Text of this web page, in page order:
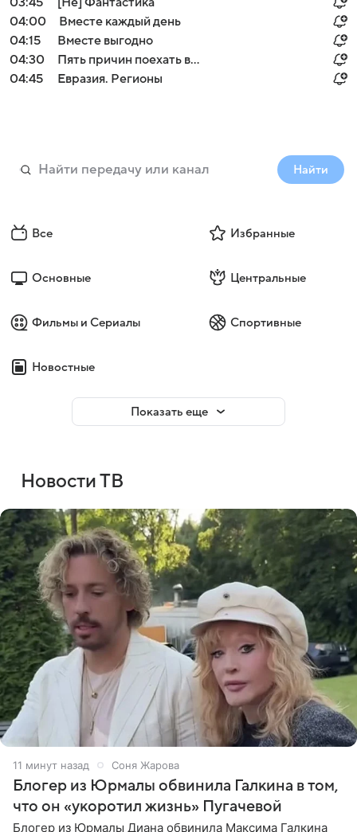
04:00
Вместе каждый день
04:15
Вместе выгодно
04:30
Пять причин поехать в...
04:45
Евразия. Регионы
Найти
Все Избранные
Основные Центральные
Фильмы и Сериалы Спортивные
Новостные
Показать еще
Новости ТВ
11 минут назад Соня Жарова
Блогер из Юрмалы обвинила Галкина в том,
что он «укоротил жизнь» Пугачевой
Блогер из Юрмалы Диана обвинила Максима Галкина